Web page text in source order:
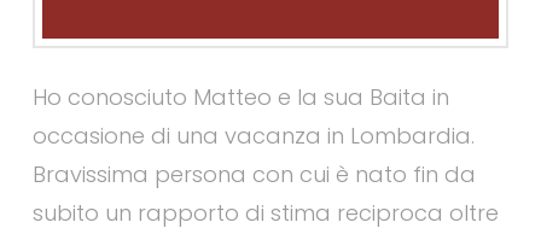
Ho conosciuto Matteo e la sua Baita in
occasione di una vacanza in Lombardia.
Bravissima persona con cui è nato fin da
subito un rapporto di stima reciproca oltre